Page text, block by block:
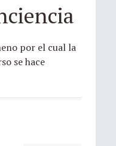
por el cual la
se hace